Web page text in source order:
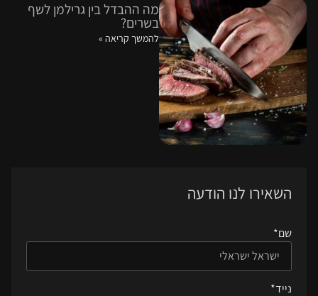
מה ההבדל בין גרילמן לשף
בשרים?
להמשך קריאה »
השאירו לנו הודעה
שם*
נייד*